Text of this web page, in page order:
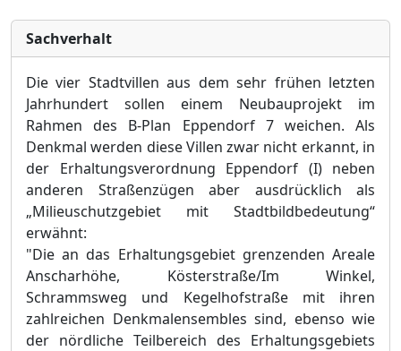
Sachverhalt
Die vier Stadtvillen aus dem sehr frühen letzten
Jahrhundert sollen einem Neubauprojekt im
Rahmen des B-Plan Eppendorf 7 weichen. Als
Denkmal werden diese Villen zwar nicht erkannt, in
der Erhaltungsverordnung Eppendorf (I) neben
anderen Straßenzügen aber ausdrücklich als
„Milieuschutzgebiet mit Stadtbildbedeutung“
erwähnt:
"Die an das Erhaltungsgebiet grenzenden Areale
Anscharhöhe, Kösterstraße/Im Winkel,
Schrammsweg und Kegelhofstraße mit ihren
zahlreichen Denkmalensembles sind, ebenso wie
der nördliche Teilbereich des Erhaltungsgebiets